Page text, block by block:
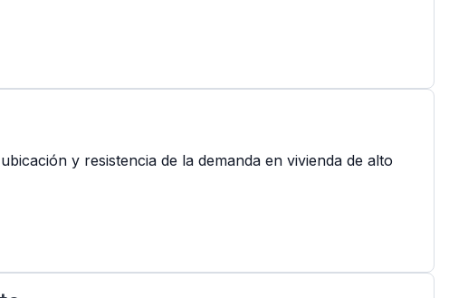
y resistencia de la demanda en vivienda de alto